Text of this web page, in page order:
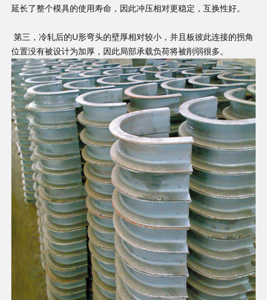
延长了整个模具的使用寿命，因此冲压相对更稳定，互换性好。
第三，冷轧后的U形弯头的壁厚相对较小，并且板彼此连接的拐角
位置没有被设计为加厚，因此局部承载负荷将被削弱很多。